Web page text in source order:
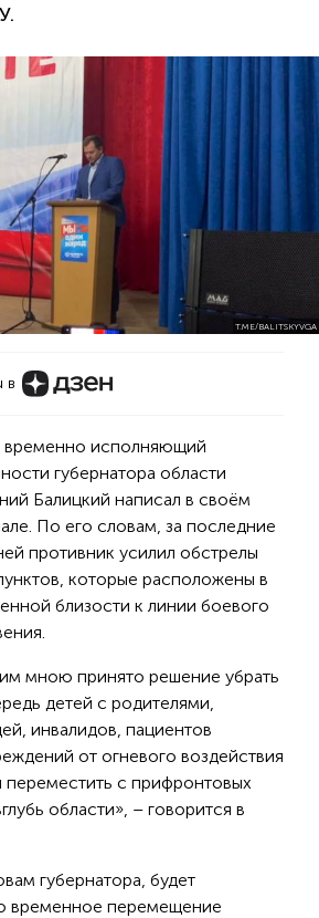
T.ME/BALITSKYVGA
в
временно исполняющий
губернатора области
Балицкий написал в своём
По его словам, за последние
противник усилил обстрелы
которые расположены в
близости к линии боевого
мною принято решение убрать
детей с родителями,
инвалидов, пациентов
от огневого воздействия
переместить с прифронтовых
области», – говорится в
губернатора, будет
временное перемещение